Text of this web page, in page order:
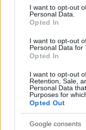
consent section.
I want to opt-out
Personal Data.
Opted In
I want to opt-out
Personal Data for
Opted In
I want to opt-out
Retention, Sale,
Personal Data
Purposes for
Opted Out
Google consents
2026.08.06. Kiss Lajos
Csendélet 5.0: alig
Szolnok mennyire
Ha csak ezeket a
egyik leglepusztultabb